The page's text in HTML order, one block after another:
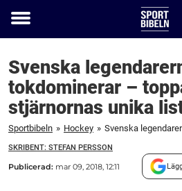
Toggle
Svenska
tokdominerar –
stjärnornas unika
Sportbibeln » Hockey »
SKRIBENT: STEFAN PERSSON
Publicerad: mar 09, 2018, 12:11